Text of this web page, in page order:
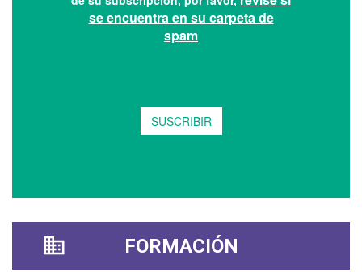
FORMACIÓN